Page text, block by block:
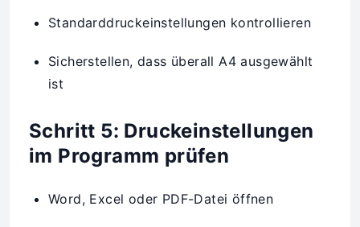
Standarddruckeinstellungen kontrollieren
Sicherstellen, dass überall A4 ausgewählt
ist
Schritt 5: Druckeinstellungen
im Programm prüfen
Word, Excel oder PDF-Datei öffnen